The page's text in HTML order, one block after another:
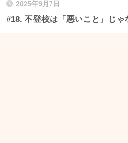
2025年9月7日
#18. 不登校は「悪いこと」じ